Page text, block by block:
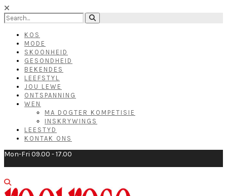
KOS
MODE
SKOONHEID
GESONDHEID
BEKENDES
LEEFSTYL
JOU LEWE
ONTSPANNING
WEN
MA DOGTER KOMPETISIE
INSKRYWINGS
LEESTYD
KONTAK ONS
Mon-Fri 09.00 - 17.00